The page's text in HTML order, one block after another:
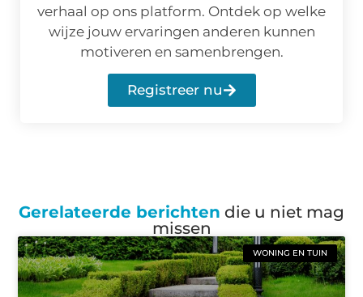
verhaal op ons platform. Ontdek op welke
wijze jouw ervaringen anderen kunnen
motiveren en samenbrengen.
Registreer nu
Gerelateerde berichten die u niet mag
missen
WONING EN TUIN